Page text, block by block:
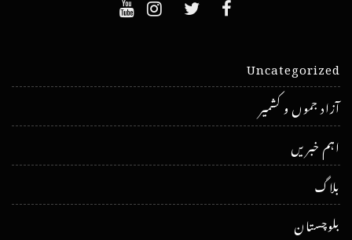
Uncategorized
آزاد جموں و کشمیر
اہم خبریں
بلاگ
بلوچستان